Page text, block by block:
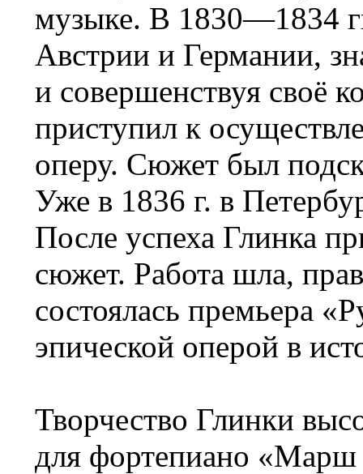
музыке. В 1830—1834
Австрии и Германии,
и совершенствуя своё
приступил к
оперу. Сюжет был
Уже в 1836 г. в
После успеха Глинка
сюжет. Работа шла,
состоялась премьера
эпической оперой в
Творчество Глинки
для фортепиано «Марш